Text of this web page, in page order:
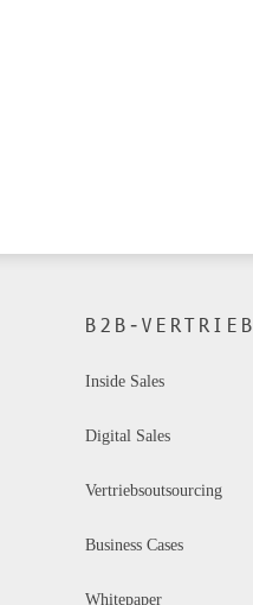
B2B-VERTRIEB
Inside Sales
Digital Sales
Vertriebsoutsourcing
Business Cases
Whitepaper